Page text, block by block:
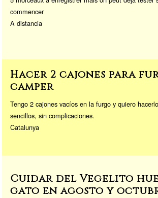
commencer
A distancia
Hacer 2 cajones para
camper
Tengo 2 cajones vacíos en la furgo y quiero
sencillos, sin complicaciones.
Catalunya
Cuidar del Vegelito
gato en agosto y